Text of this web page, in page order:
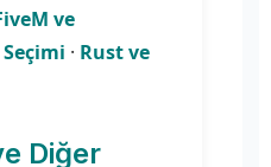
ve
· Rust ve
Diğer